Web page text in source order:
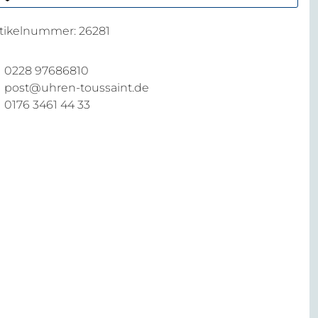
26281
0228 97686810
post@uhren-toussaint.de
0176 3461 44 33